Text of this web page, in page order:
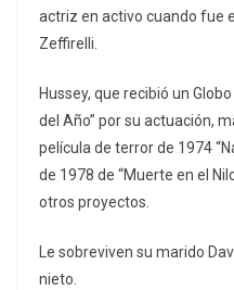
actriz en activo cuando fue
Zeffirelli.
Hussey, que recibió un
del Año” por su actuación,
película de terror de 1974
de 1978 de “Muerte en el
otros proyectos.
Le sobreviven su marido
nieto.